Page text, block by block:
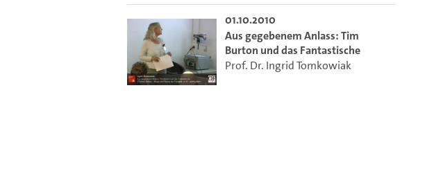
01.10.2010
Aus gegebenem Anlass: Tim
Burton und das Fantastische
Prof. Dr. Ingrid Tomkowiak